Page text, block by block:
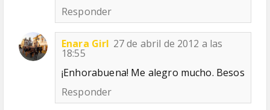
Responder
Enara Girl 27 de abril de 2012 a las
18:55
¡Enhorabuena! Me alegro mucho. Besos
Responder